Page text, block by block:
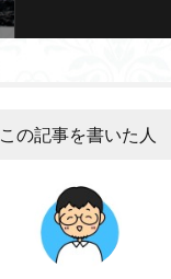
この記事を書いた人